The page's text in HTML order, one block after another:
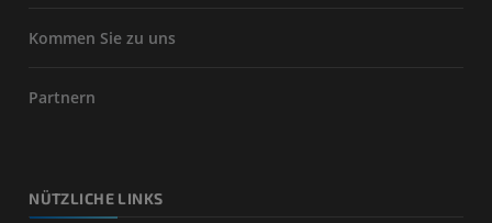
Kommen Sie zu uns
Partnern
NÜTZLICHE LINKS